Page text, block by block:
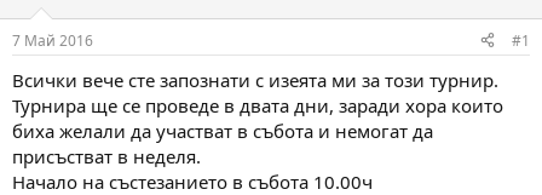
н
а
т
е
а
т
а
Д
а
а
7 Май 2016 #1
Всички вече сте запознати с изеята ми за този турнир.
Турнира ще се проведе в двата дни, заради хора които
биха желали да участват в събота и немогат да
присъстват в неделя.
Начало на състезанието в събота 10.00ч